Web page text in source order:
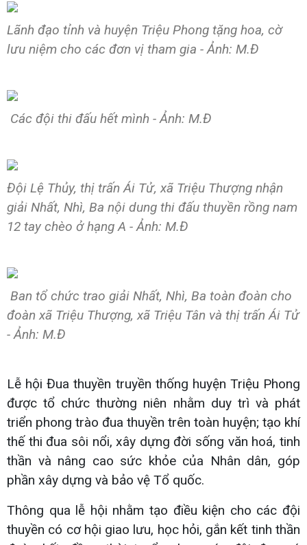
Lãnh đạo tỉnh và huyện Triệu Phong tặng hoa, cờ
lưu niệm cho các đơn vị tham gia - Ảnh: M.Đ
Các đội thi đấu hết mình - Ảnh: M.Đ
Đội Lệ Thủy, thị trấn Ái Tử, xã Triệu Thượng nhận
giải Nhất, Nhì, Ba nội dung thi đấu thuyền rồng nam
12 tay chèo ở hạng A - Ảnh: M.Đ
Ban tổ chức trao giải Nhất, Nhì, Ba toàn đoàn cho
đoàn xã Triệu Thượng, xã Triệu Tân và thị trấn Ái Tử
- Ảnh: M.Đ
Lễ hội Đua thuyền truyền thống huyện Triệu Phong
được tổ chức thường niên nhằm duy trì và phát
triển phong trào đua thuyền trên toàn huyện; tạo khí
thế thi đua sôi nổi, xây dựng đời sống văn hoá, tinh
thần và nâng cao sức khỏe của Nhân dân, góp
phần xây dựng và bảo vệ Tổ quốc.
Thông qua lễ hội nhằm tạo điều kiện cho các đội
thuyền có cơ hội giao lưu, học hỏi, gắn kết tinh thần